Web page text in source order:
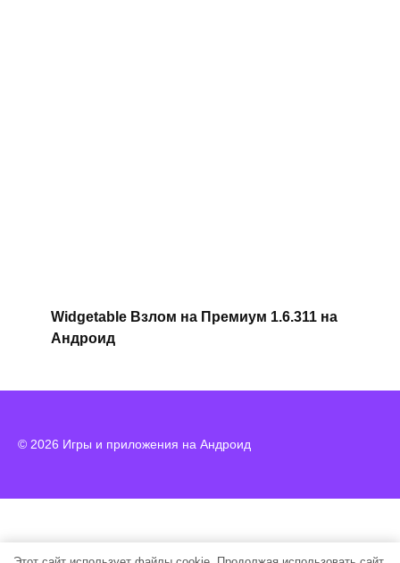
Widgetable Взлом на Премиум 1.6.311 на
Андроид
© 2026 Игры и приложения на Андроид